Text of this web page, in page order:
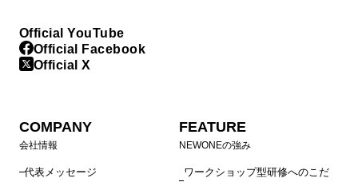
既任管理職研修新任管理職研修
推せる職場ゲームで体感するエンゲージメントサーベイ活
プロジェクトマネジメントワークショップ
エンゲージメントサーベイ結果から見た課題別アプローチ
エンゲージメントワークショップ～やりがい向上編～
Official YouTube
Official Facebook
Official X
COMPANY
会社情報
代表メッセージ
FEATURE
NEWONEの強み
ワークショップ型研修へのこだ